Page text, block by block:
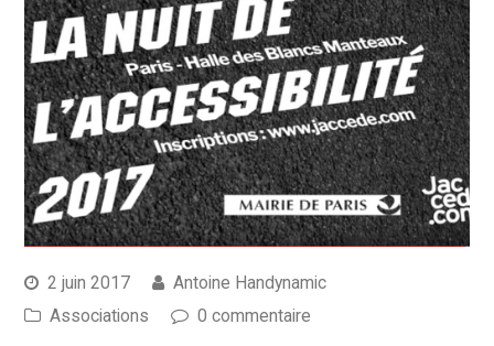
2 juin 2017
Antoine Handynamic
Associations
0 commentaire